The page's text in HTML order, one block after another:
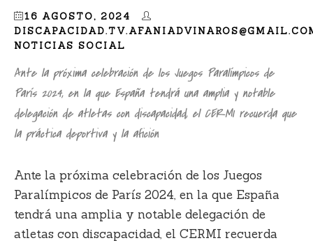
16 AGOSTO, 2024
NOTICIAS SOCIAL
Ante la próxima celebración de los Juegos Paralímpicos de
París 2024, en la que España tendrá una amplia y notable
delegación de atletas con discapacidad, el CERMI recuerda que
la práctica deportiva y la afición
Ante la próxima celebración de los Juegos
Paralímpicos de París 2024, en la que España
tendrá una amplia y notable delegación de
atletas con discapacidad, el CERMI recuerda